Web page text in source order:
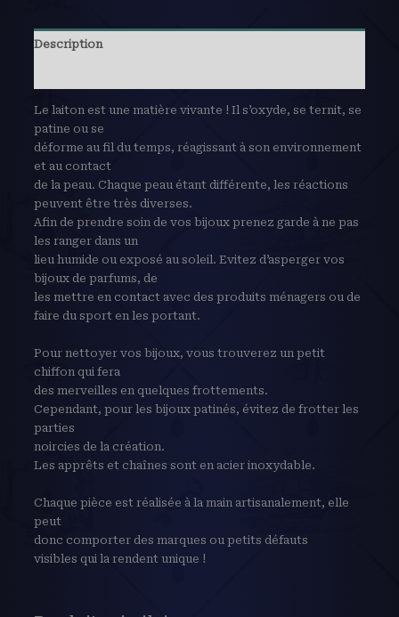
Description
Le laiton est une matière vivante ! Il s’oxyde, se ternit, se
patine ou se
déforme au fil du temps, réagissant à son environnement
et au contact
de la peau. Chaque peau étant différente, les réactions
peuvent être très diverses.
Afin de prendre soin de vos bijoux prenez garde à ne pas
les ranger dans un
lieu humide ou exposé au soleil. Evitez d’asperger vos
bijoux de parfums, de
les mettre en contact avec des produits ménagers ou de
faire du sport en les portant.
Pour nettoyer vos bijoux, vous trouverez un petit
chiffon qui fera
des merveilles en quelques frottements.
Cependant, pour les bijoux patinés, évitez de frotter les
parties
noircies de la création.
Les apprêts et chaînes sont en acier inoxydable.
Chaque pièce est réalisée à la main artisanalement, elle
peut
donc comporter des marques ou petits défauts
visibles qui la rendent unique !